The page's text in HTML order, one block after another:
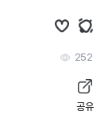
252
공유